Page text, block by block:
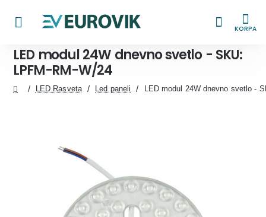
KORPA
LED modul 24W dnevno svetlo - SKU:
LPFM-RM-W/24
LED Rasveta Led paneli LED modul 24W dnevno svetlo -